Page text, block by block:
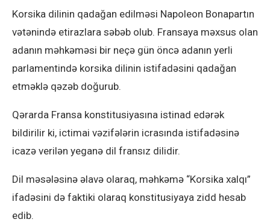
Korsika dilinin qadağan edilməsi Napoleon Bonapartın
vətənində etirazlara səbəb olub. Fransaya məxsus olan
adanın məhkəməsi bir neçə gün öncə adanın yerli
parlamentində korsika dilinin istifadəsini qadağan
etməklə qəzəb doğurub.
Qərarda Fransa konstitusiyasına istinad edərək
bildirilir ki, ictimai vəzifələrin icrasında istifadəsinə
icazə verilən yeganə dil fransız dilidir.
Dil məsələsinə əlavə olaraq, məhkəmə “Korsika xalqı”
ifadəsini də faktiki olaraq konstitusiyaya zidd hesab
edib.